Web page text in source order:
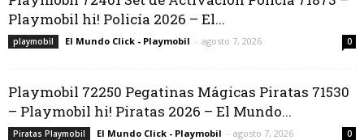
Playmobil hi! Policía 2026 – El...
playmobil El Mundo Click - Playmobil - agosto 7, 2026 0
Playmobil 72250 Pegatinas Mágicas Piratas 71530
– Playmobil hi! Piratas 2026 – El Mundo...
Piratas Playmobil El Mundo Click - Playmobil - agosto 7, 2026 0